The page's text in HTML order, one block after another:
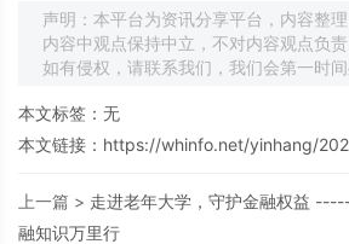
声明：本平台为资讯分享平台，内容整
内容中观点保持中立，不对内容观点负
如有侵权，请联系我们，我们会第一时间
本文标签：无
本文链接： https://whinfo.net/yinhang/
上一篇 > 走进老年大学，守护金融权益
融知识万里行